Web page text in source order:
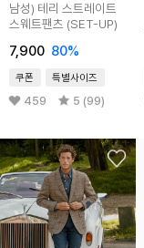
남성) 테리 스트레이트
스웨트팬츠 (SET-UP)
7,900 80%
쿠폰 특별사이즈
459 5 (99)